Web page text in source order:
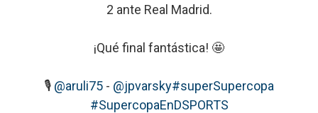
2 ante Real Madrid.
¡Qué final fantástica! 🤩
🎙️ @aruli75 - @jpvarsky#superSupercopa
#SupercopaEnDSPORTS